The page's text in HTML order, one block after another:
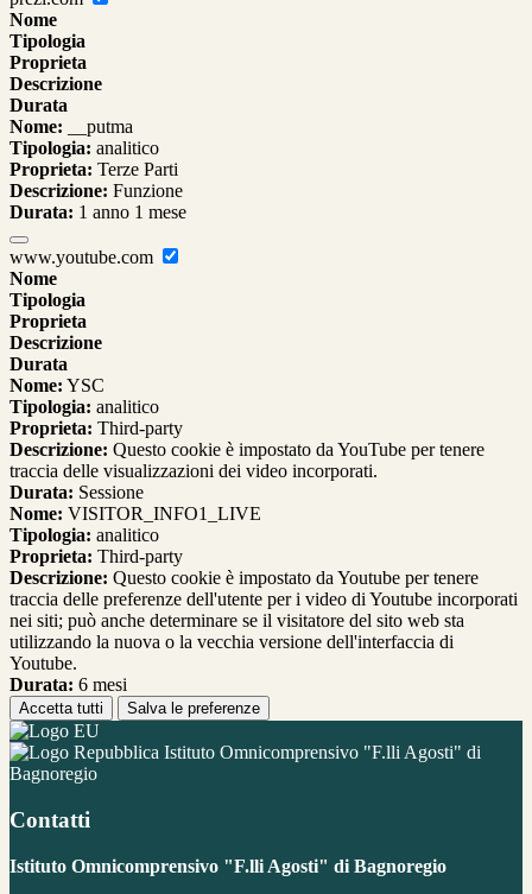
Nome
Tipologia
Proprieta
Descrizione
Durata
Nome: __putma
Tipologia: analitico
Proprieta: Terze Parti
Descrizione: Funzione
Durata: 1 anno 1 mese
www.youtube.com
Nome
Tipologia
Proprieta
Descrizione
Durata
Nome: YSC
Tipologia: analitico
Proprieta: Third-party
Descrizione: Questo cookie è impostato da YouTube per tenere
traccia delle visualizzazioni dei video incorporati.
Durata: Sessione
Nome: VISITOR_INFO1_LIVE
Tipologia: analitico
Proprieta: Third-party
Descrizione: Questo cookie è impostato da Youtube per tenere
traccia delle preferenze dell'utente per i video di Youtube incorporati
nei siti; può anche determinare se il visitatore del sito web sta
utilizzando la nuova o la vecchia versione dell'interfaccia di
Youtube.
Durata: 6 mesi
Accetta tutti Salva le preferenze
Istituto Omnicomprensivo "F.lli Agosti" di
Bagnoregio
Contatti
Istituto Omnicomprensivo "F.lli Agosti" di Bagnoregio